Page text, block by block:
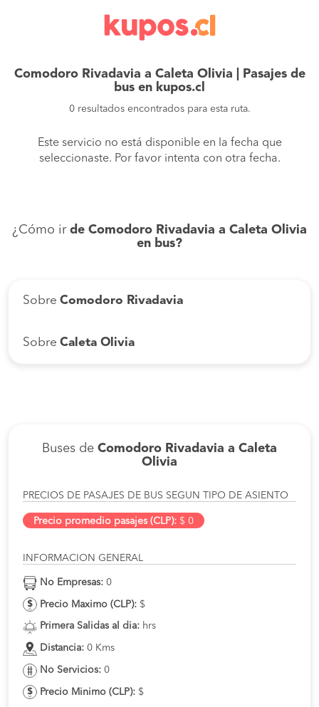
Comodoro Rivadavia a Caleta Olivia | Pasajes de
bus en kupos.cl
0 resultados encontrados para esta ruta.
Este servicio no está disponible en la fecha que
seleccionaste. Por favor intenta con otra fecha.
¿Cómo ir de Comodoro Rivadavia a Caleta Olivia
en bus?
Sobre Comodoro Rivadavia
Sobre Caleta Olivia
Buses de Comodoro Rivadavia a Caleta
Olivia
PRECIOS DE PASAJES DE BUS SEGUN TIPO DE ASIENTO
Precio promedio pasajes (CLP): $ 0
INFORMACION GENERAL
No Empresas: 0
Precio Maximo (CLP): $
Primera Salidas al dia: hrs
Distancia: 0 Kms
No Servicios: 0
Precio Minimo (CLP): $